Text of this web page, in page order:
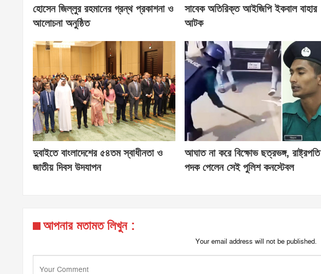
হোসেন জিল্লুর রহমানের গ্রন্থ প্রকাশনা ও
আলোচনা অনুষ্ঠিত
সাবেক অতিরিক্ত আইজিপি ইকবাল বাহার
আটক
দুবাইতে বাংলাদেশের ৫৪তম স্বাধীনতা ও
জাতীয় দিবস উদযাপন
আঘাত না করে বিক্ষোভ ছত্রভঙ্গ, রাষ্ট্রপতি
পদক পেলেন সেই পুলিশ কনস্টেবল
আপনার মতামত লিখুন :
Your email address will not be published.